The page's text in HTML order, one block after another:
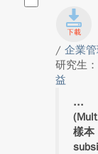
/ 企業
研究生
益
樣本